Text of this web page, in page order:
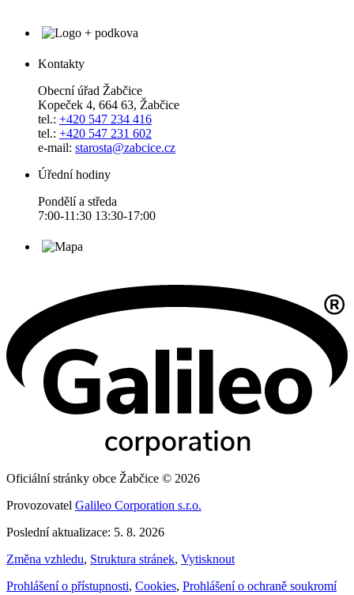
Kontakty
Obecní úřad Žabčice
Kopeček 4, 664 63, Žabčice
tel.: +420 547 234 416
tel.: +420 547 231 602
e-mail: starosta@zabcice.cz
Úřední hodiny
Pondělí a středa
7:00-11:30 13:30-17:00
Oficiální stránky obce Žabčice © 2026
Provozovatel Galileo Corporation s.r.o.
Poslední aktualizace: 5. 8. 2026
Změna vzhledu, Struktura stránek, Vytisknout
Prohlášení o přístupnosti, Cookies, Prohlášení o ochraně soukromí